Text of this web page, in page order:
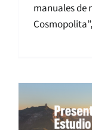
manuales de